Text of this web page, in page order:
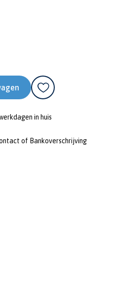
in huis
of Bankoverschrijving